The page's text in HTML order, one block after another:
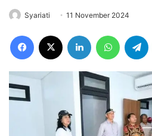
Syariati 11 November 2024
Facebook LinkedIn WhatsApp